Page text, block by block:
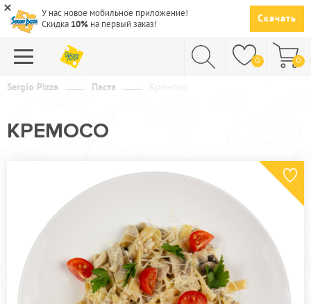
У нас новое мобильное приложение!
Скидка 10% на первый заказ! Скачать
0 0
СУПЫ
НАПИТКИ
ДЕСЕРТЫ
Sergio Pizza Паста
КРЕМОСО